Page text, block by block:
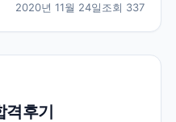
는 늦은 고1 봄, 강남 모
사립고등학교로 갔으
2020년 11월 24일조회 337
격후기